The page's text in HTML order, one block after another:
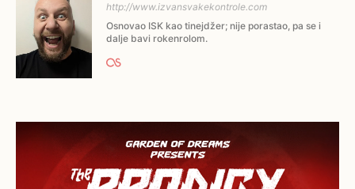
http://www.izvansvakekontrole.com
Osnovao ISK kao tinejdžer; nije porastao, pa se i
dalje bavi rokenrolom.